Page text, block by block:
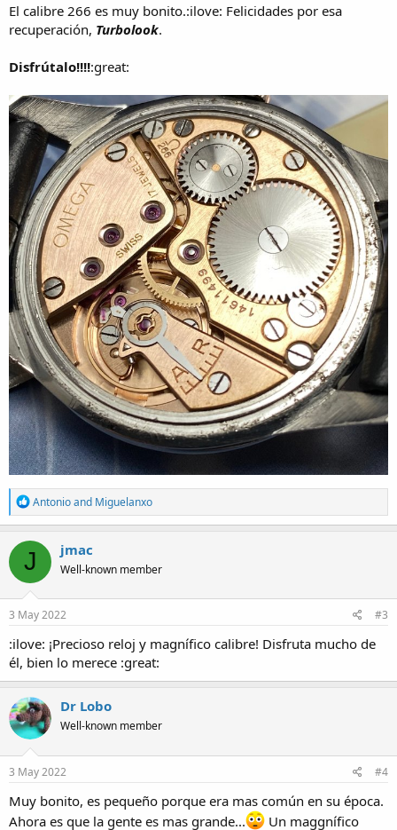
El calibre 266 es muy bonito.:ilove: Felicidades por esa
recuperación, Turbolook.
Disfrútalo!!!!:great:
R
e
a
c
t
i
o
n
s
Antonioand Miguelanxo
J jmac
Well-known member
3 May 2022 #3
:ilove: ¡Precioso reloj y magnífico calibre! Disfruta mucho de
él, bien lo merece :great:
Dr Lobo
Well-known member
3 May 2022 #4
Muy bonito, es pequeño porque era mas común en su época.
Ahora es que la gente es mas grande...
Un maggnífico